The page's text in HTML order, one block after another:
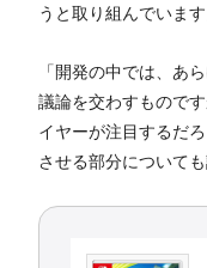
うと取り組んでいます
「開発の中では、あ
議論を交わすもので
イヤーが注目するだ
させる部分について